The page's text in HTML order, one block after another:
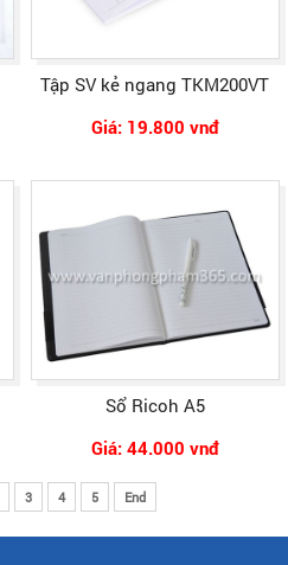
Tập SV kẻ ngang TKM200VT
Giá: 19.800 vnđ
Sổ Ricoh A5
Giá: 44.000 vnđ
3 4 5 End